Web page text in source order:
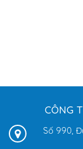
CÔNG
Số 990,